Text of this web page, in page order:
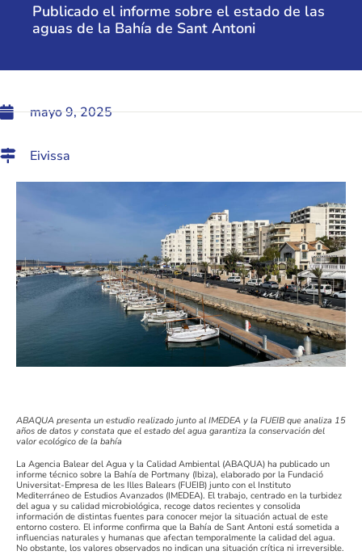
Publicado el informe sobre el estado de las
aguas de la Bahía de Sant Antoni
mayo 9, 2025
Eivissa
ABAQUA presenta un estudio realizado junto al IMEDEA y la FUEIB que analiza 15
años de datos y constata que el estado del agua garantiza la conservación del
valor ecológico de la bahía
La Agencia Balear del Agua y la Calidad Ambiental (ABAQUA) ha publicado un
informe técnico sobre la Bahía de Portmany (Ibiza), elaborado por la Fundació
Universitat-Empresa de les Illes Balears (FUEIB) junto con el Instituto
Mediterráneo de Estudios Avanzados (IMEDEA). El trabajo, centrado en la turbidez
del agua y su calidad microbiológica, recoge datos recientes y consolida
información de distintas fuentes para conocer mejor la situación actual de este
entorno costero. El informe confirma que la Bahía de Sant Antoni está sometida a
influencias naturales y humanas que afectan temporalmente la calidad del agua.
No obstante, los valores observados no indican una situación crítica ni irreversible.